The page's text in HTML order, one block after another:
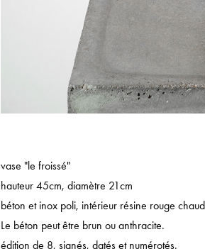
vase "le froissé"
hauteur 45cm, diamètre 21cm
béton et inox poli, intérieur résine rouge chaud
Le béton peut être brun ou anthracite.
édition de 8, signés, datés et numérotés.